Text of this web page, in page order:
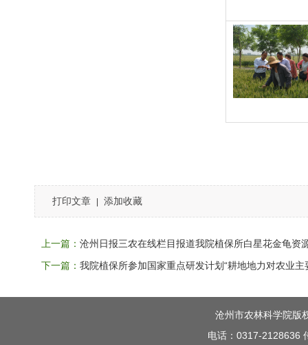
打印文章 添加收藏
上一篇： 沧州日报三农在线栏目报道我院植保所白星花金龟资
下一篇： 我院植保所参加国家重点研发计划“耕地地力对农业
沧州市农林科学院版
电话：0317-2128636